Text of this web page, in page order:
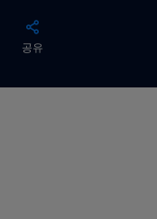
공유